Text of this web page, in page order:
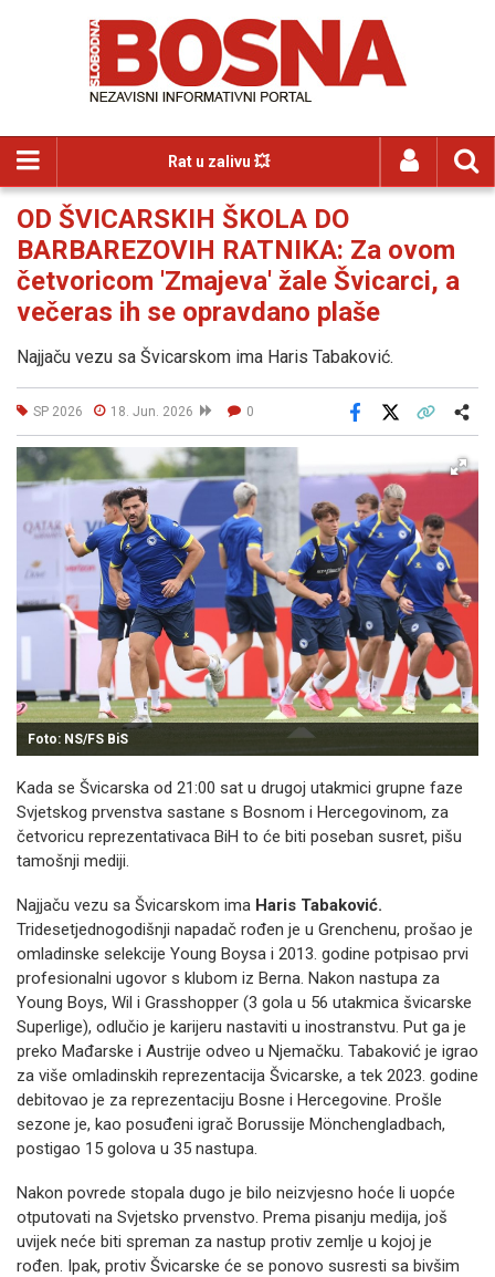
Rat u zalivu 💥
OD ŠVICARSKIH ŠKOLA DO
BARBAREZOVIH RATNIKA: Za ovom
četvoricom 'Zmajeva' žale Švicarci, a
večeras ih se opravdano plaše
Najjaču vezu sa Švicarskom ima Haris Tabaković.
SP 2026 18. Jun. 2026 0
Facebook
Foto: NS/FS BiS
Kada se Švicarska od 21:00 sat u drugoj utakmici grupne faze
Svjetskog prvenstva sastane s Bosnom i Hercegovinom, za
četvoricu reprezentativaca BiH to će biti poseban susret, pišu
tamošnji mediji.
Najjaču vezu sa Švicarskom ima Haris Tabaković.
Tridesetjednogodišnji napadač rođen je u Grenchenu, prošao je
omladinske selekcije Young Boysa i 2013. godine potpisao prvi
profesionalni ugovor s klubom iz Berna. Nakon nastupa za
Young Boys, Wil i Grasshopper (3 gola u 56 utakmica švicarske
Superlige), odlučio je karijeru nastaviti u inostranstvu. Put ga je
preko Mađarske i Austrije odveo u Njemačku. Tabaković je igrao
za više omladinskih reprezentacija Švicarske, a tek 2023. godine
debitovao je za reprezentaciju Bosne i Hercegovine. Prošle
sezone je, kao posuđeni igrač Borussije Mönchengladbach,
postigao 15 golova u 35 nastupa.
Nakon povrede stopala dugo je bilo neizvjesno hoće li uopće
otputovati na Svjetsko prvenstvo. Prema pisanju medija, još
uvijek neće biti spreman za nastup protiv zemlje u kojoj je
rođen. Ipak, protiv Švicarske će se ponovo susresti sa bivšim